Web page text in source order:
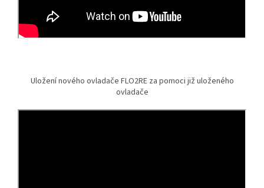
Uložení nového ovladače FLO2RE za pomoci již uloženého
ovladače